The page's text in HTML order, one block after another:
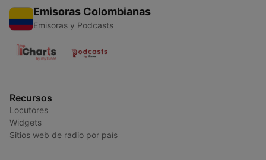
Emisoras Colombianas
Emisoras y Podcasts
Recursos
Locutores
Widgets
Sitios web de radio por país